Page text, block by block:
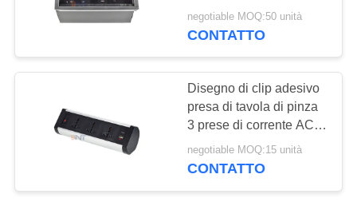
POLICY
Sbocco del
contatore di pop-up
con 2* alimentazione
universale, 2* USB A, 1*
negotiable MOQ:50 unità
CONTATTO
Disegno di clip adesivo
presa di tavola di pinza
3 prese di corrente AC
USB A + C presa di
scrivania presa di
negotiable MOQ:15 unità
CONTATTO